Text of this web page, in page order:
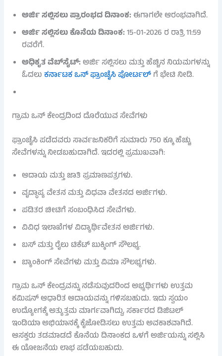
ಅರ್ಜಿ ಸಲ್ಲಿಸಲು ಪ್ರಾರಂಭದ ದಿನಾಂಕ:ಈಗಾಗಲೇ ಆರಂಭವಾಗಿದೆ.
ಅರ್ಜಿ ಸಲ್ಲಿಸಲು ಕೊನೆಯ ದಿನಾಂಕ:15-01-2026 ರ ರಾತ್ರಿ 11:59
ರವರೆಗೆ.
ಅಧಿಕೃತ ವೆಬ್‌ಸೈಟ್:ಅರ್ಜಿ ಸಲ್ಲಿಸಲು ಮತ್ತು ಹೆಚ್ಚಿನ ನಿಯಮಗಳನ್ನು
ಓದಲುಕರ್ನಾಟಕ ಒನ್ ಫ್ರಾಂಚೈಸಿ ಪೋರ್ಟಲ್ಗೆ ಭೇಟಿ ನೀಡಿ.
ಗ್ರಾಮ ಒನ್ ಕೇಂದ್ರದಿಂದ ದೊರೆಯುವ ಸೇವೆಗಳು
ಫ್ರಾಂಚೈಸಿ ಪಡೆದವರು ಸಾರ್ವಜನಿಕರಿಗೆ ಸುಮಾರು 750 ಕ್ಕೂ ಹೆಚ್ಚು
ಸೇವೆಗಳನ್ನು ನೀಡಬಹುದಾಗಿದೆ. ಇದರಲ್ಲಿ ಪ್ರಮುಖವಾಗಿ:
ಆದಾಯ ಮತ್ತು ಜಾತಿ ಪ್ರಮಾಣಪತ್ರಗಳು.
ವೃದ್ಧಾಪ್ಯ ವೇತನ ಮತ್ತು ವಿಧವಾ ವೇತನದ ಅರ್ಜಿಗಳು.
ಪಡಿತರ ಚೀಟಿಗೆ ಸಂಬಂಧಿಸಿದ ಸೇವೆಗಳು.
ವಿವಿಧ ಇಲಾಖೆಗಳ ವಿದ್ಯಾರ್ಥಿವೇತನ ಅರ್ಜಿಗಳು.
ಬಸ್ ಮತ್ತು ರೈಲು ಟಿಕೆಟ್ ಬುಕ್ಕಿಂಗ್ ಸೌಲಭ್ಯ.
ಬ್ಯಾಂಕಿಂಗ್ ಸೇವೆಗಳು ಮತ್ತು ವಿಮಾ ಸೌಲಭ್ಯಗಳು.
ಗ್ರಾಮ ಒನ್ ಕೇಂದ್ರವನ್ನು ನಡೆಸುವುದರಿಂದ ಅಭ್ಯರ್ಥಿಗಳು ಉತ್ತಮ
ಕಮಿಷನ್ ಆಧಾರಿತ ಆದಾಯವನ್ನು ಗಳಿಸಬಹುದು. ಇದು ಸ್ವಯಂ
ಉದ್ಯೋಗಕ್ಕೆ ಅತ್ಯುತ್ತಮ ಮಾರ್ಗವಾಗಿದ್ದು, ಸರ್ಕಾರದ ಡಿಜಿಟಲ್
ಇಂಡಿಯಾ ಅಭಿಯಾನಕ್ಕೆ ಕೈಜೋಡಿಸಲು ಉತ್ತಮ ಅವಕಾಶವಾಗಿದೆ.
ಆಸಕ್ತರು ತಡಮಾಡದೆ ಕೊನೆಯ ದಿನಾಂಕದ ಒಳಗೆ ಅರ್ಜಿಯನ್ನು ಸಲ್ಲಿಸಿ
ಈ ಯೋಜನೆಯ ಲಾಭ ಪಡೆಯಬಹುದು.